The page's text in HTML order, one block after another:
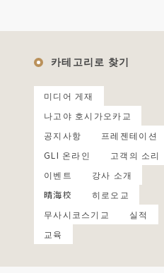
카테고리로 찾기
미디어 게재
나고야 호시가오카교
공지사항
프레젠테이션
GLI 온라인
고객의 소리
이벤트
강사 소개
晴海校
히로오교
무사시코스기교
실적
교육